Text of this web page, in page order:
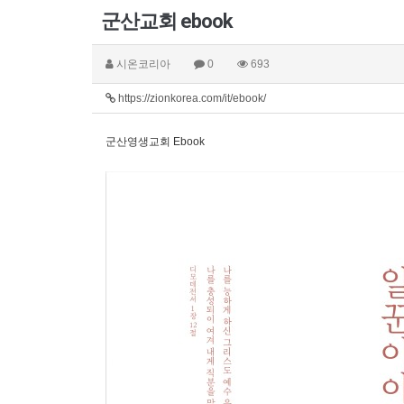
군산교회 ebook
시온코리아 0 693
https://zionkorea.com/it/ebook/
군산영생교회 Ebook